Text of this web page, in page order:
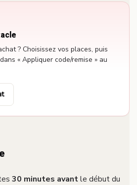
? Choisissez vos places, puis
« Appliquer code/remise » au
30 minutes avantle début du